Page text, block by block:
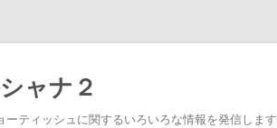
ャナ２
ティッシュに関するいろいろな情報を発信します